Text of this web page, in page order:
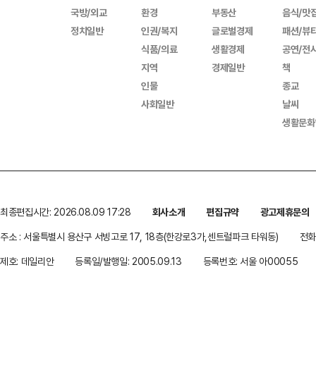
국방/외교
정치일반
환경
인권/복지
식품/의료
지역
인물
사회일반
부동산
글로벌경제
생활경제
경제일반
음식/맛
패션/뷰
공연/전
책
종교
날씨
생활문
최종편집시간: 2026.08.09 17:28 회사소개 편집규약
광고제휴문의
주소 : 서울특별시 용산구 서빙고로 17, 18층(한강로3가,센트럴파크 타워동)
전
제호: 데일리안
등록일/발행일: 2005.09.13 등록번호: 서울 아00055